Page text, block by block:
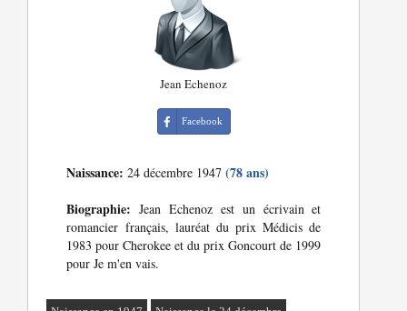
Jean Echenoz
Facebook
Naissance: 24 décembre 1947(78 ans)
Biographie: Jean Echenoz est un écrivain et
romancier français, lauréat du prix Médicis de
1983 pour Cherokee et du prix Goncourt de 1999
pour Je m'en vais.